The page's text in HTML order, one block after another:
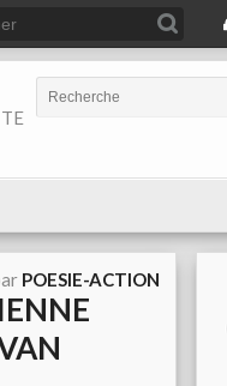
POESIE-ACTION